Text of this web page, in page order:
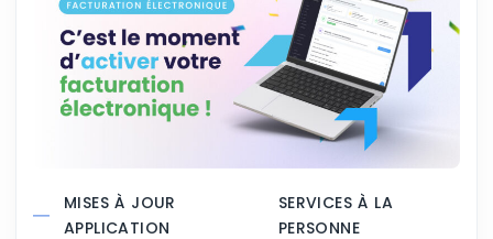
MISES À JOUR
APPLICATION
SERVICES À LA
PERSONNE